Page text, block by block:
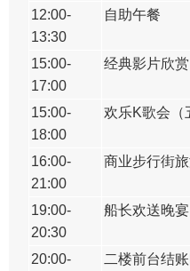
12:00-
13:30
自助午餐
15:00-
17:00
经典影片欣赏
15:00-
18:00
欢乐K歌会（
16:00-
21:00
商业步行街
19:00-
20:30
船长欢送晚
20:00-
二楼前台结